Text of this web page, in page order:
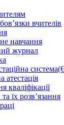
вчителів
навчання
журнал
атестація
кваліфікації
їх розв’язання